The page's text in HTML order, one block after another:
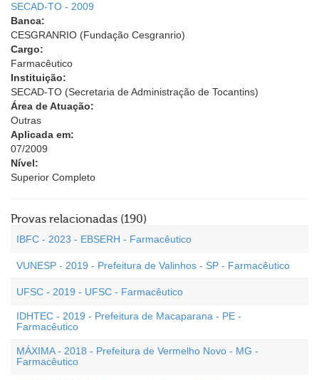
SECAD-TO - 2009
Banca:
CESGRANRIO (Fundação Cesgranrio)
Cargo:
Farmacêutico
Instituição:
SECAD-TO (Secretaria de Administração de Tocantins)
Área de Atuação:
Outras
Aplicada em:
07/2009
Nível:
Superior Completo
Provas relacionadas (190)
IBFC - 2023 - EBSERH - Farmacêutico
VUNESP - 2019 - Prefeitura de Valinhos - SP - Farmacêutico
UFSC - 2019 - UFSC - Farmacêutico
IDHTEC - 2019 - Prefeitura de Macaparana - PE -
Farmacêutico
MÁXIMA - 2018 - Prefeitura de Vermelho Novo - MG -
Farmacêutico